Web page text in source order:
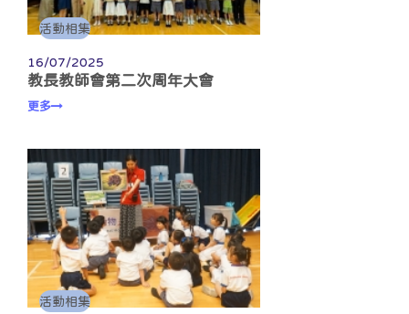
活動相集
16/07/2025
教長教師會第二次周年大會
更多
活動相集